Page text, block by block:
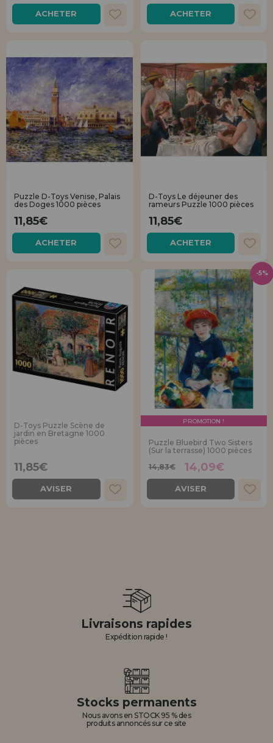
ACHETER ACHETER
Puzzle D-Toys Venise, Palais
des Doges 1000 pièces
11,85€
ACHETER
D-Toys Le déjeuner des
rameurs Puzzle 1000 pièces
11,85€
ACHETER
D-Toys Puzzle Scène de
jardin en Bretagne 1000
pièces
11,85€
AVISER
PROMOTION !
Puzzle Bluebird Two Sisters
(Sur la terrasse) 1000 pièces
14,83€
14,09€
AVISER
-5%
Livraisons rapides
Expédition rapide !
Stocks permanents
Nous avons en STOCK 95 % des
produits annoncés sur ce site